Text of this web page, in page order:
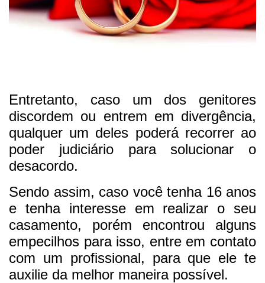
Entretanto, caso um dos genitores
discordem ou entrem em divergência,
qualquer um deles poderá recorrer ao
poder judiciário para solucionar o
desacordo.
Sendo assim, caso você tenha 16 anos
e tenha interesse em realizar o seu
casamento, porém encontrou alguns
empecilhos para isso, entre em contato
com um profissional, para que ele te
auxilie da melhor maneira possível.